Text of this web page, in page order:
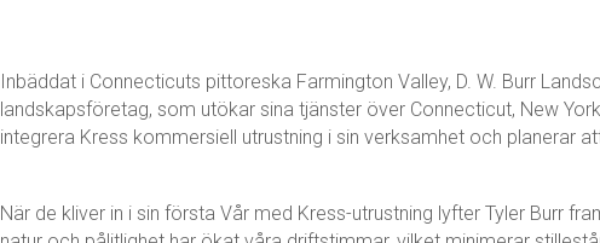
Inbäddat i Connecticuts pittoreska Farmington Valley, D. W. Burr
landskapsföretag, som utökar sina tjänster över Connecticut, New
integrera Kress kommersiell utrustning i sin verksamhet och planerar
När de kliver in i sin första Vår med Kress-utrustning lyfter Tyler Burr